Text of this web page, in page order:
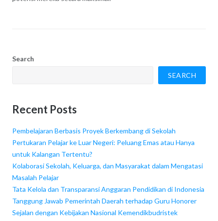
Search
SEARCH
Recent Posts
Pembelajaran Berbasis Proyek Berkembang di Sekolah
Pertukaran Pelajar ke Luar Negeri: Peluang Emas atau Hanya
untuk Kalangan Tertentu?
Kolaborasi Sekolah, Keluarga, dan Masyarakat dalam Mengatasi
Masalah Pelajar
Tata Kelola dan Transparansi Anggaran Pendidikan di Indonesia
Tanggung Jawab Pemerintah Daerah terhadap Guru Honorer
Sejalan dengan Kebijakan Nasional Kemendikbudristek